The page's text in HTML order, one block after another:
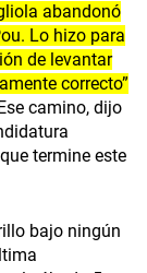
abandonó
Lo hizo para
de levantar
correcto”
camino, dijo
termine este
bajo ningún